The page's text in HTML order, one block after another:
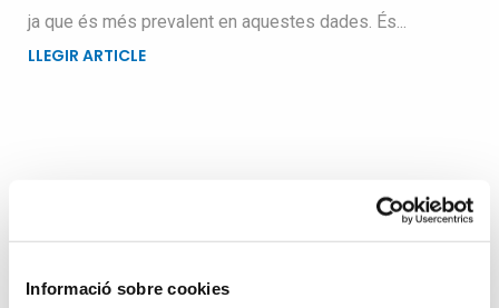
Informació sobre cookies
ja que és més prevalent en aquestes dades. És...
LLEGIR ARTICLE
for